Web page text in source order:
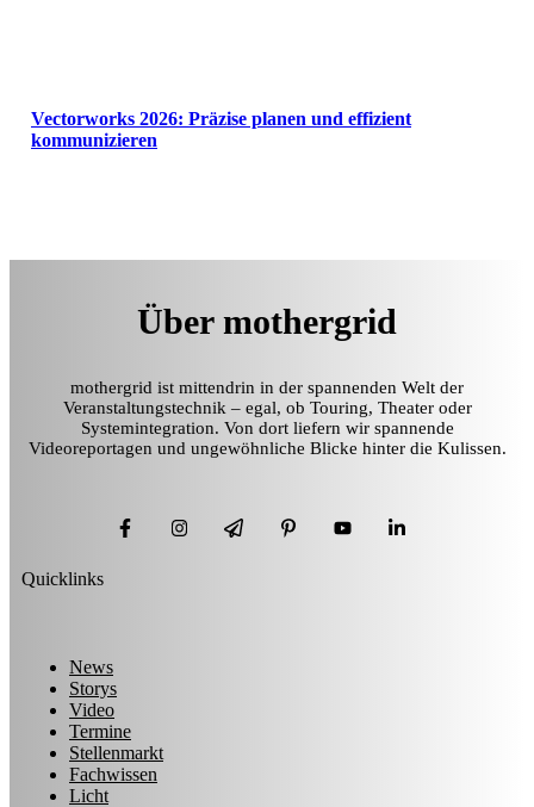
Vectorworks 2026: Präzise planen und effizient
kommunizieren
Über mothergrid
mothergrid ist mittendrin in der spannenden Welt der
Veranstaltungstechnik – egal, ob Touring, Theater oder
Systemintegration. Von dort liefern wir spannende
Videoreportagen und ungewöhnliche Blicke hinter die Kulissen.
Quicklinks
News
Storys
Video
Termine
Stellenmarkt
Fachwissen
Licht